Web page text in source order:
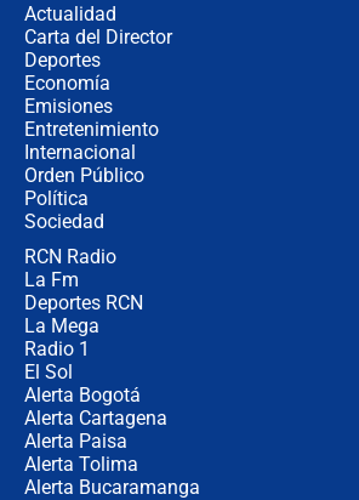
Actualidad
Carta del Director
Deportes
Economía
Emisiones
Entretenimiento
Internacional
Orden Público
Política
Sociedad
RCN Radio
La Fm
Deportes RCN
La Mega
Radio 1
El Sol
Alerta Bogotá
Alerta Cartagena
Alerta Paisa
Alerta Tolima
Alerta Bucaramanga